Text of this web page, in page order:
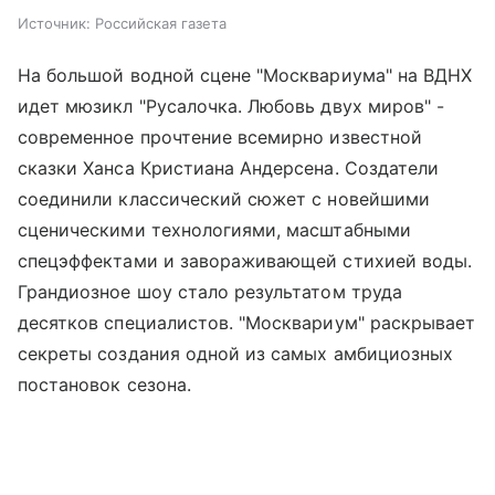
Источник: Российская газета
На большой водной сцене "Москвариума" на ВДНХ
идет мюзикл "Русалочка. Любовь двух миров" -
современное прочтение всемирно известной
сказки Ханса Кристиана Андерсена. Создатели
соединили классический сюжет с новейшими
сценическими технологиями, масштабными
спецэффектами и завораживающей стихией воды.
Грандиозное шоу стало результатом труда
десятков специалистов. "Москвариум" раскрывает
секреты создания одной из самых амбициозных
постановок сезона.